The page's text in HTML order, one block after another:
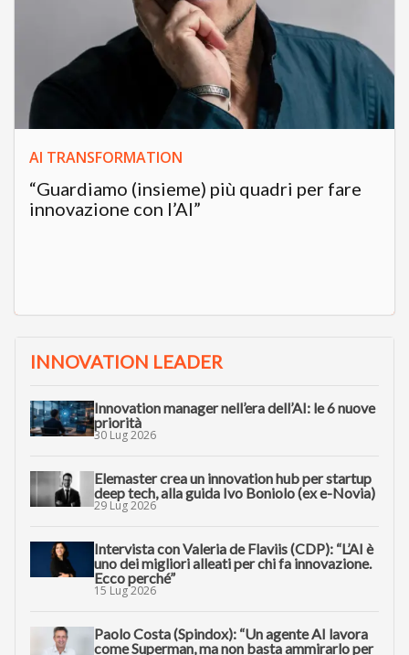
AI TRANSFORMATION
“Guardiamo (insieme) più quadri per fare
innovazione con l’AI”
INNOVATION LEADER
Innovation manager nell’era dell’AI: le 6 nuove
priorità
30 Lug 2026
Elemaster crea un innovation hub per startup
deep tech, alla guida Ivo Boniolo (ex e-Novia)
29 Lug 2026
Intervista con Valeria de Flaviis (CDP): “L’AI è
uno dei migliori alleati per chi fa innovazione.
Ecco perché”
15 Lug 2026
Paolo Costa (Spindox): “Un agente AI lavora
come Superman, ma non basta ammirarlo per